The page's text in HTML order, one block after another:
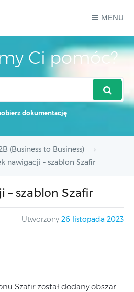
MENU
Ci pomóc?
dokumentację
(Business to Business)
nawigacji – szablon Szafir
– szablon Szafir
Utworzony 26 listopada 2023
Szafir został dodany obszar